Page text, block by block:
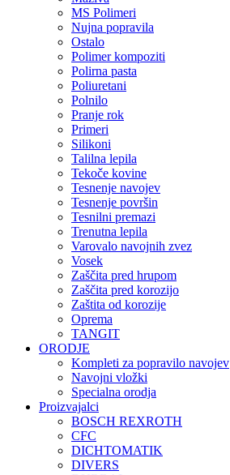
MS Polimeri
Nujna popravila
Ostalo
Polimer kompoziti
Polirna pasta
Poliuretani
Polnilo
Pranje rok
Primeri
Silikoni
Talilna lepila
Tekoče kovine
Tesnenje navojev
Tesnenje površin
Tesnilni premazi
Trenutna lepila
Varovalo navojnih zvez
Vosek
Zaščita pred hrupom
Zaščita pred korozijo
Zaštita od korozije
Oprema
TANGIT
ORODJE
Kompleti za popravilo navojev
Navojni vložki
Specialna orodja
Proizvajalci
BOSCH REXROTH
CFC
DICHTOMATIK
DIVERS